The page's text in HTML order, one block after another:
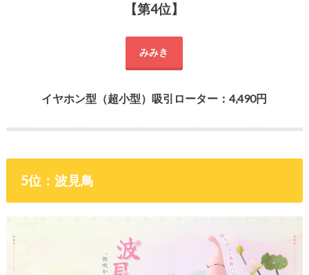
【第4位】
みみき
イヤホン型（超小型）吸引ローター：4,490円
5位：波見鳥